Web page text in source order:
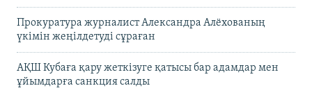
Прокуратура журналист Александра Алёхованың
үкімін жеңілдетуді сұраған
АҚШ Кубаға қару жеткізуге қатысы бар адамдар мен
ұйымдарға санкция салды